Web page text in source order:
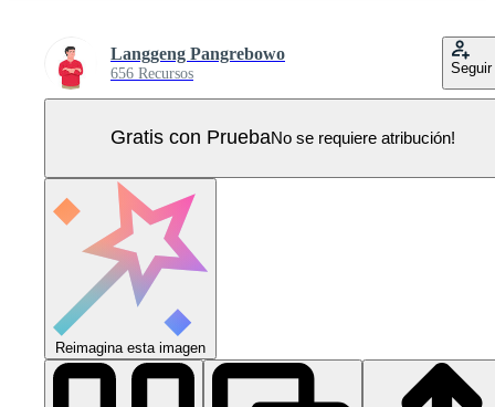
Langgeng Pangrebowo
656 Recursos Seguir
Gratis con PruebaNo se requiere atribución!
Reimagina esta imagen